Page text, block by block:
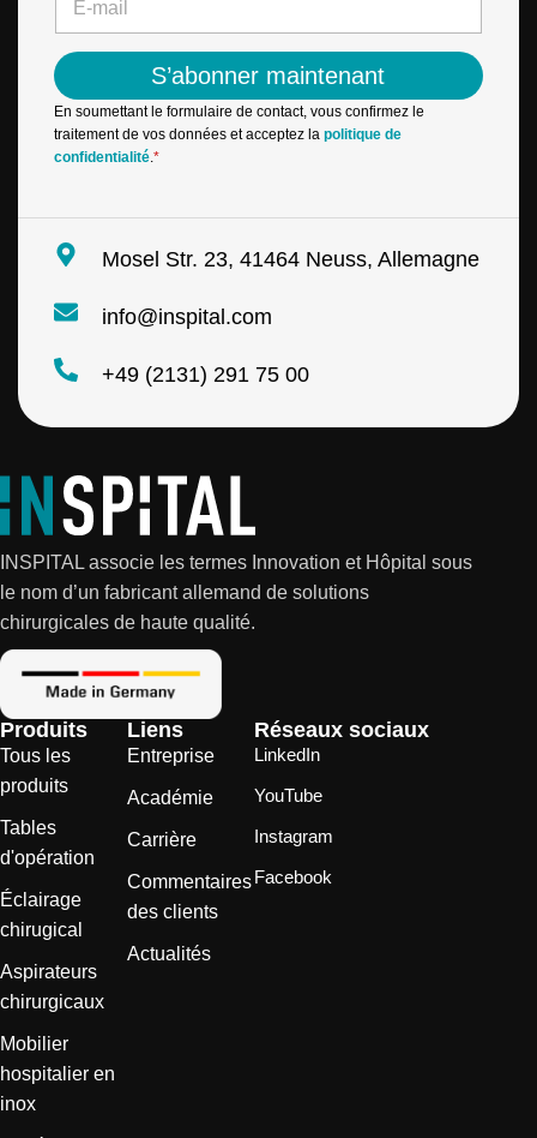
m
a
i
l
*
S’abonner maintenant
En soumettant le formulaire de contact, vous confirmez le
traitement de vos données et acceptez la politique de
confidentialité.*
Mosel Str. 23, 41464 Neuss, Allemagne
info@inspital.com
+49 (2131) 291 75 00
INSPITAL associe les termes Innovation et Hôpital sous
le nom d’un fabricant allemand de solutions
chirurgicales de haute qualité.
Produits
Tous les
produits
Tables
d'opération
Éclairage
chirugical
Aspirateurs
chirurgicaux
Mobilier
hospitalier en
inox
Liens
Entreprise
Académie
Carrière
Commentaires
des clients
Actualités
Réseaux sociaux
LinkedIn
YouTube
Instagram
Facebook